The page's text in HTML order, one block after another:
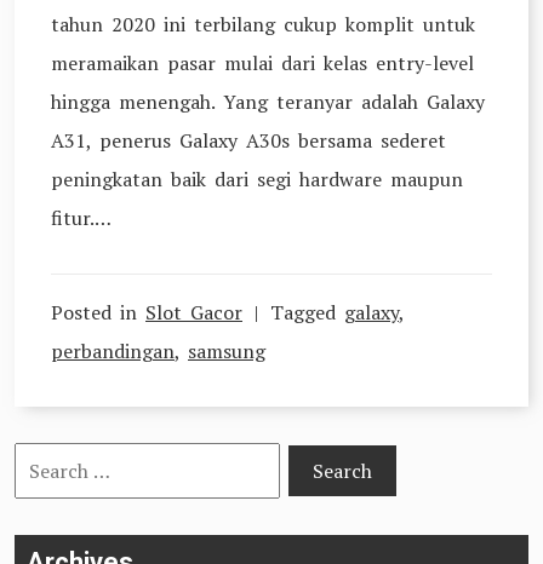
tahun 2020 ini terbilang cukup komplit untuk
meramaikan pasar mulai dari kelas entry-level
hingga menengah. Yang teranyar adalah Galaxy
A31, penerus Galaxy A30s bersama sederet
peningkatan baik dari segi hardware maupun
fitur.…
Posted in Slot Gacor Tagged galaxy,
perbandingan, samsung
Search
for: